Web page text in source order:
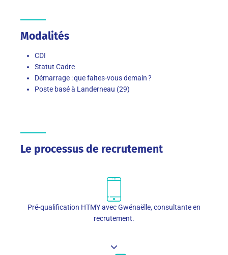
Modalités
CDI
Statut Cadre
Démarrage : que faites-vous demain ?
Poste basé à Landerneau (29)
Le processus de recrutement
Pré-qualification HTMY avec Gwénaëlle, consultante en
recrutement.